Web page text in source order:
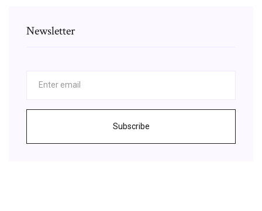
Newsletter
Subscribe